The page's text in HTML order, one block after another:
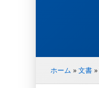
ホーム » 文書 »